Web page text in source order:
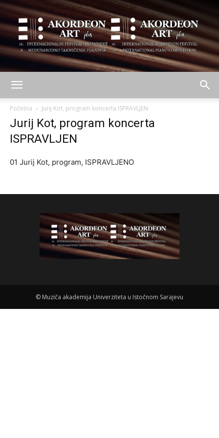
Početna Jurij Kot, program koncerta ISPRAVLJEN
Jurij Kot, program koncerta
ISPRAVLJEN
01 Jurij Kot, program, ISPRAVLJENO
© Muziča akademija Univerziteta u Istočnom Sarajevu